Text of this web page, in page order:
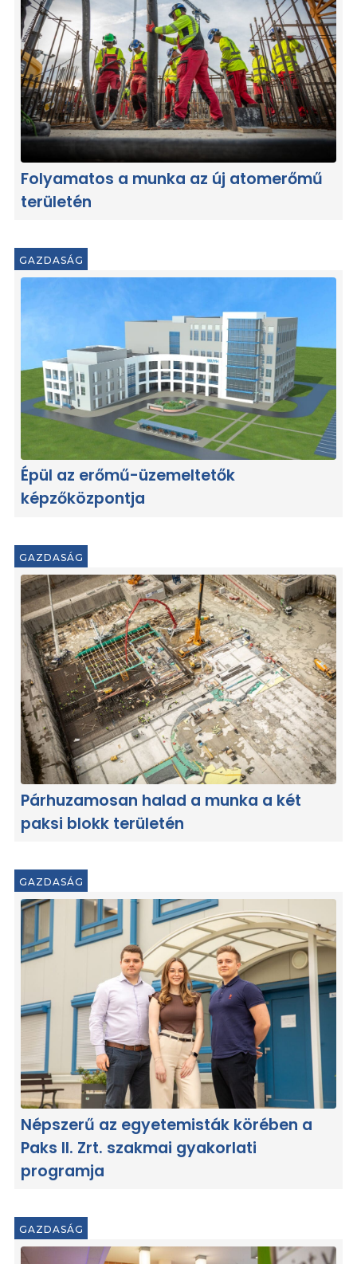
Folyamatos a munka az új atomerőmű
területén
GAZDASÁG
Épül az erőmű-üzemeltetők
képzőközpontja
GAZDASÁG
Párhuzamosan halad a munka a két
paksi blokk területén
GAZDASÁG
Népszerű az egyetemisták körében a
Paks II. Zrt. szakmai gyakorlati
programja
GAZDASÁG